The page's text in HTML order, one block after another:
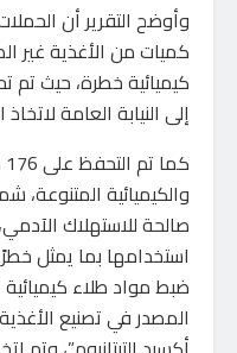
وأوضح التقرير أن
كميات من الأغذية غير
كيميائية خطرة، حيث تم
إلى النيابة العامة
والكيميائية
صالحة للاستهلاك
استخدامها بما يمثل
ضبط مواد طلاء
المصدر في تصنيع